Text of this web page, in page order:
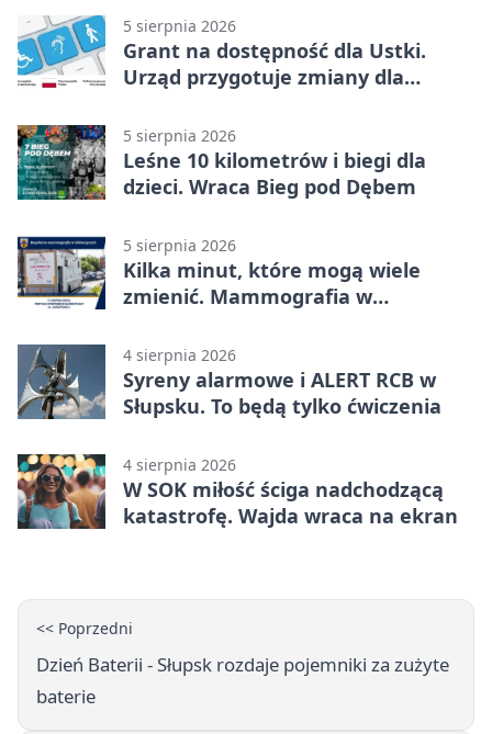
5 sierpnia 2026
Grant na dostępność dla Ustki.
Urząd przygotuje zmiany dla
5 sierpnia 2026
Leśne 10 kilometrów i biegi dla
dzieci. Wraca Bieg pod Dębem
5 sierpnia 2026
Kilka minut, które mogą wiele
zmienić. Mammografia w
4 sierpnia 2026
Syreny alarmowe i ALERT RCB w
Słupsku. To będą tylko ćwiczenia
4 sierpnia 2026
W SOK miłość ściga nadchodzącą
katastrofę. Wajda wraca na ekran
<< Poprzedni
Dzień Baterii - Słupsk rozdaje pojemniki za zużyte
baterie